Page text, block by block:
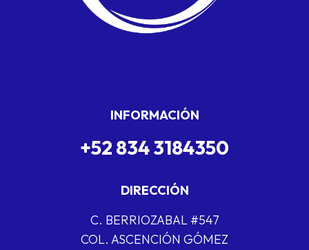
INFORMACIÓN
+52 834 3184350
DIRECCIÓN
C. BERRIOZABAL #547
COL. ASCENCIÓN GÓMEZ